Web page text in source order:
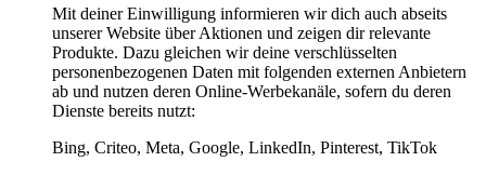
Mit deiner Einwilligung informieren wir dich auch abseits
unserer Website über Aktionen und zeigen dir relevante
Produkte. Dazu gleichen wir deine verschlüsselten
personenbezogenen Daten mit folgenden externen Anbietern
ab und nutzen deren Online-Werbekanäle, sofern du deren
Dienste bereits nutzt:
Bing, Criteo, Meta, Google, LinkedIn, Pinterest, TikTok